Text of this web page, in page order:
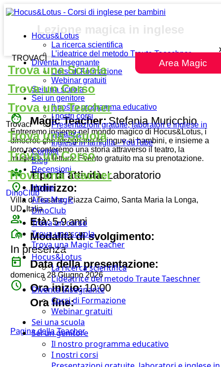
Hocus&Lotus
La ricerca scientifica
L’ideatrice del metodo Traute Taeschner
Diventa Insegnante
Corsi di Formazione
Webinar gratuiti
Sei una scuola
Sei un genitore
Il nostro programma educativo
I nostri corsi
Presentazioni gratuite, laboratori e inglese in
vacanza
Inglese in famiglia - YouTube
Contatti
Blog
Recensioni
Home
Area Magic
DinoClub
Trova un corso
Trova una scuola
Trova una Magic Teacher
Hocus&Lotus
La ricerca scientifica
L’ideatrice del metodo Traute Taeschner
Diventa Insegnante
Corsi di Formazione
Webinar gratuiti
Sei una scuola
Sei un genitore
Il nostro programma educativo
I nostri corsi
Area Magic
TROVACI
Trova una Scuola
Trova un Corso
Trova una Teacher
Trovaci
Trova una Scuola
Trova un Corso
Trova una Teacher
DinoClub
Lezione magica in inglese
face Magic Teacher:Stefania Muricchio
Entreremo insieme nel mondo magico di Hocus&Lotus, i
dinocroc che insegnano le lingue ai bambini, e insieme a
loro racconteremo una storia attraverso il teatro, la
musica e la lettura. Evento gratuito ma su prenotazione.
diversity_3 Tipo di attività:Laboratorio
place Indirizzo:
Villa di Tissano, Piazza Caimo, Santa Maria la Longa,
UD, Italia
group Età: 5-9 anni
broadcast_on_personal
Modalità di svolgimento:
In presenza
today Data della presentazione:
domenica 28 Giugno 2026
watch_later Ora inizio:10:00
Ora fine:
Pagina della Teacher